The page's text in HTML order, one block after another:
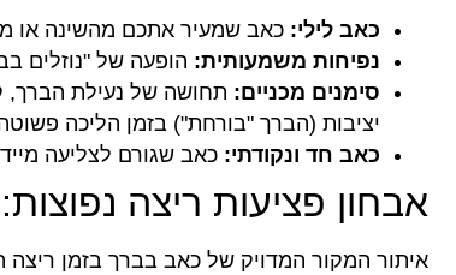
כאב לילי: כאב שמעיר אתכם מהשינה או
נפיחות משמעותית: הופעה של "נוזלים
סימנים מכניים: תחושה של נעילת הברך,
יציבות (הברך "בורחת") בזמן הליכה
כאב חד ונקודתי: כאב שגורם לצליעה
אבחון פציעות ריצה
איתור המקור המדויק של כאב בברך בזמן ריצה